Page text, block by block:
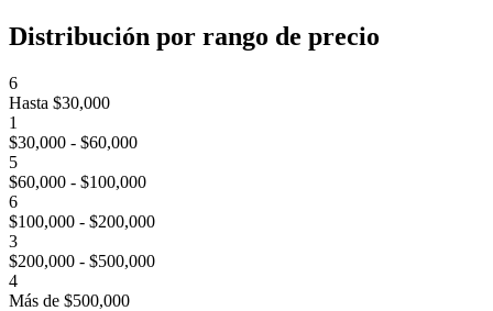
Distribución por rango de precio
6
Hasta $30,000
1
$30,000 - $60,000
5
$60,000 - $100,000
6
$100,000 - $200,000
3
$200,000 - $500,000
4
Más de $500,000